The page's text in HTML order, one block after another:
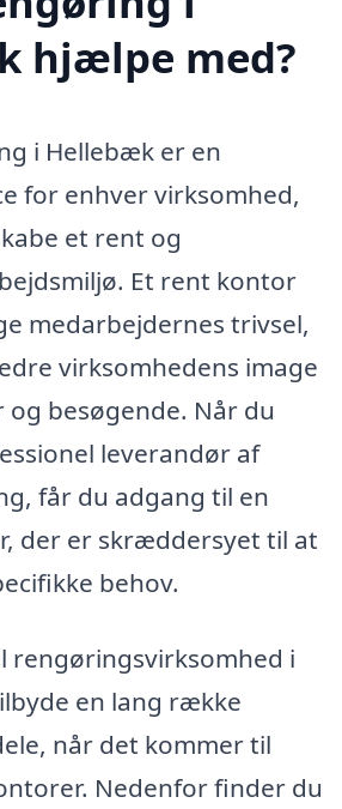
hjælpe med?
i Hellebæk er en
for enhver virksomhed,
et rent og
Et rent kontor
medarbejdernes trivsel,
virksomhedens image
besøgende. Når du
leverandør af
får du adgang til en
der er skræddersyet til at
behov.
rengøringsvirksomhed i
en lang række
når det kommer til
Nedenfor finder du